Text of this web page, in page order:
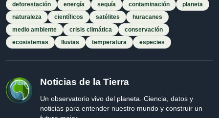
deforestación
energía sequía contaminación
planeta
naturaleza
científicos satélites
huracanes
medio ambiente
crisis climática
conservación
ecosistemas
lluvias temperatura especies
Noticias de la Tierra
Un observatorio vivo del planeta. Ciencia, datos y
noticias para entender nuestro mundo y construir un